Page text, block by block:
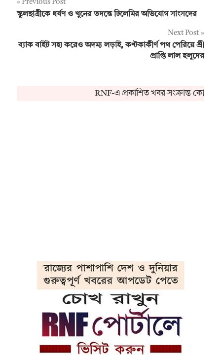
Post
Previous Post
স্কুলছাত্রীকে ধর্ষণ ও খুনের তদন্তে ঢিলেমির অভিযোগ সাংসদের
Next Post
ব্যাক বাইট সহ্য করেও অদম্য লড়াই, কণ্টকাকীর্ণ পথ পেরিয়ে শ্রী
প্রাপ্তি লাল হলুদের
RNF-এ প্রকাশিত খবর সংক্রান্ত কোনও